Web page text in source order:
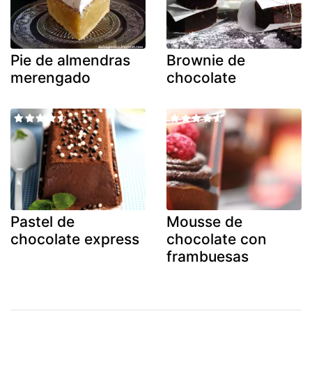
Pie de almendras
merengado
Brownie de
chocolate
Pastel de
chocolate express
Mousse de
chocolate con
frambuesas